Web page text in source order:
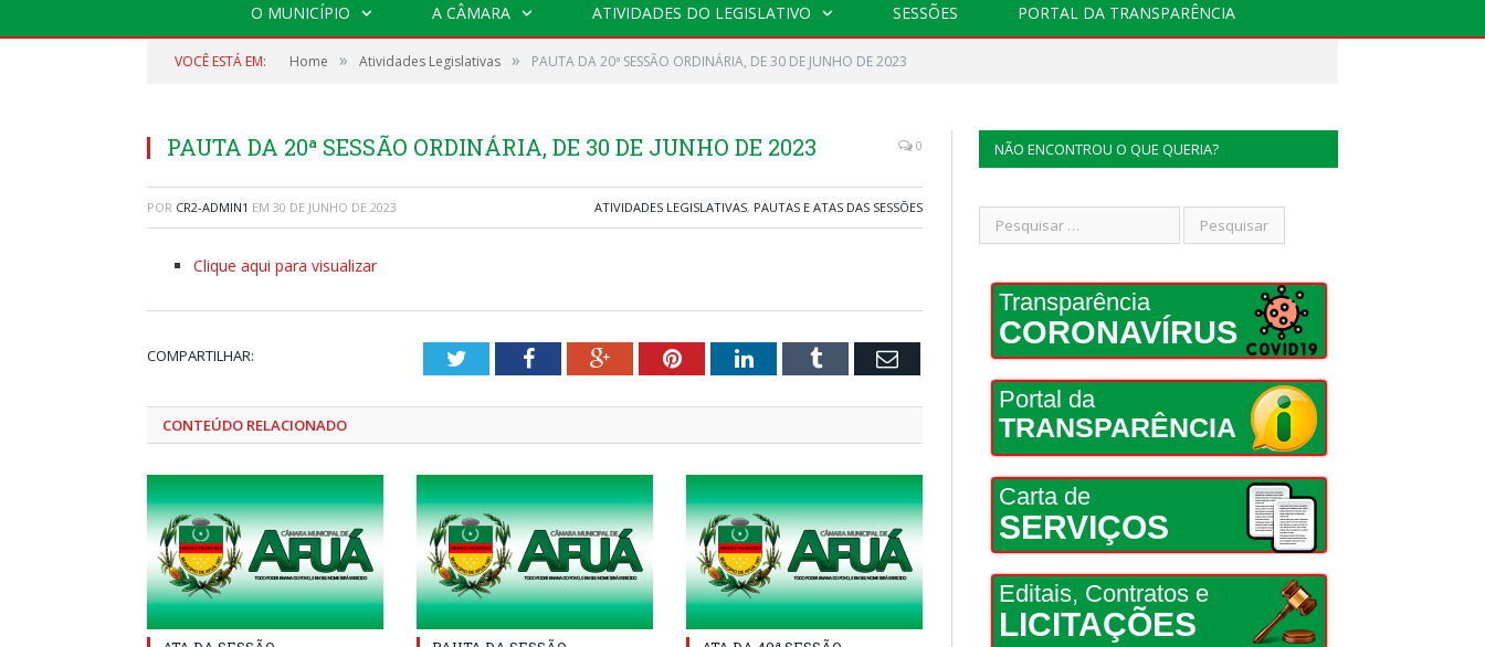
O MUNICÍPIO A CÂMARA ATIVIDADES DO LEGISLATIVO SESSÕES PORTAL DA TRANSPARÊNCIA
VOCÊ ESTÁ EM: Home » Atividades Legislativas » PAUTA DA 20ª SESSÃO ORDINÁRIA, DE 30 DE JUNHO DE 2023
PAUTA DA 20ª SESSÃO ORDINÁRIA, DE 30 DE JUNHO DE 2023 0
POR CR2-ADMIN1 EM 30 DE JUNHO DE 2023 ATIVIDADES LEGISLATIVAS, PAUTAS E ATAS DAS SESSÕES
Clique aqui para visualizar
COMPARTILHAR: TwitterFacebookGoogle+PinterestLinkedInTumblr Email
CONTEÚDO RELACIONADO
NÃO ENCONTROU O QUE QUERIA?
Transparência
CORONAVÍRUS
Portal da
TRANSPARÊNCIA
Carta de
SERVIÇOS
Editais, Contratos e
LICITAÇÕES